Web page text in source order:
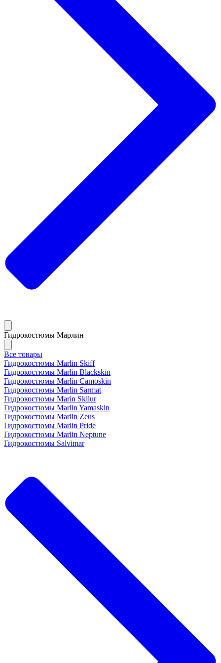
Гидрокостюмы Марлин
Все товары
Гидрокостюмы Marlin Skiff
Гидрокостюмы Marlin Blackskin
Гидрокостюмы Marlin Camoskin
Гидрокостюмы Marlin Sarmat
Гидрокостюмы Marin Skilur
Гидрокостюмы Marlin Yamaskin
Гидрокостюмы Marlin Zeus
Гидрокостюмы Marlin Pride
Гидрокостюмы Marlin Neptune
Гидрокостюмы Salvimar